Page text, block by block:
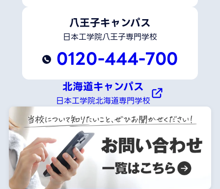
八王子キャンパス
日本工学院八王子専門学校
0120-444-700
北海道キャンパス
日本工学院北海道専門学校